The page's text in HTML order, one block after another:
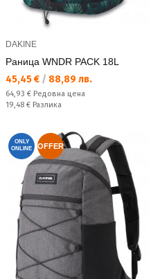
DAKINE
Раница WNDR PACK 18L
Текуща цена:
45,45 € / 88,89 лв.
Редовна цена:
64,93 € Редовна цена
Спестявате:
19,48 € Разлика
ONLY
ONLINE
OFFER